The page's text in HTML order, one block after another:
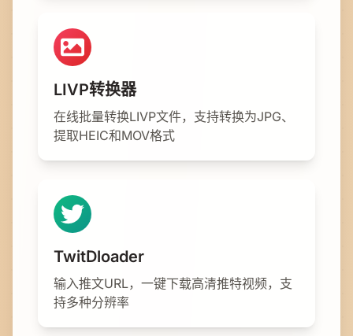
LIVP转换器
在线批量转换LIVP文件，支持转换为JPG、
提取HEIC和MOV格式
TwitDloader
输入推文URL，一键下载高清推特视频，支
持多种分辨率